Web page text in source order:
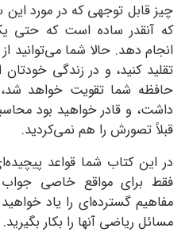
چیز قابل توجهی که در مورد
که آنقدر ساده است که حتی
انجام دهد. حالا شما می‌توانید
تقلید کنید، و در زندگی خودتان
حافظه شما تقویت خواهد شد،
داشت، و قادر خواهید بود
قبلاً تصورش را هم نمی‌کردید.
در این کتاب شما قواعد
فقط برای مواقع خاصی
مفاهیم گسترده‌ای را یاد
مسائل ریاضی آنها را بکار بگیرید.